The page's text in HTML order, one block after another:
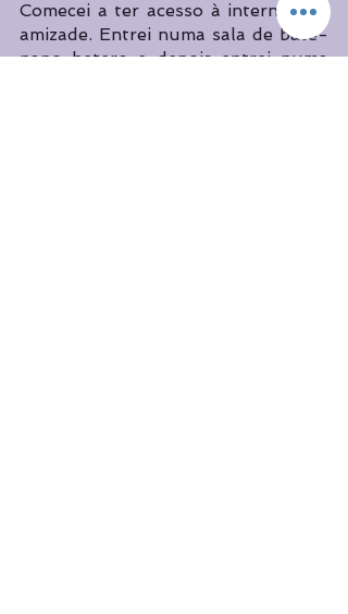
Comecei a ter acesso à internet, fiz
amizade. Entrei numa sala de bate-
papo hetero e depois entrei numa